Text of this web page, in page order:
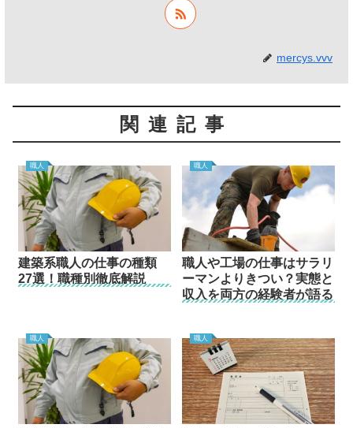
mercys.vvv
関連記事
職人
建築系職人の仕事の種類
27選！職種別徹底解説
職人
職人や工場の仕事はサラリ
ーマンよりきつい？実態と
収入を両方の経験者が語る
職人 職人